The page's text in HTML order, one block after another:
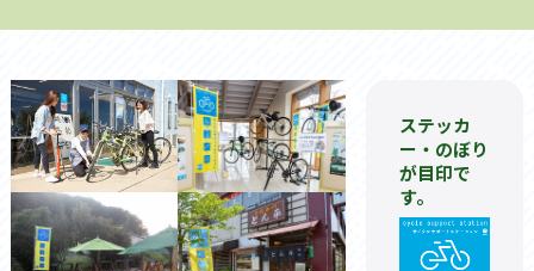
ステッカ
ー・のぼり
が目印で
す。